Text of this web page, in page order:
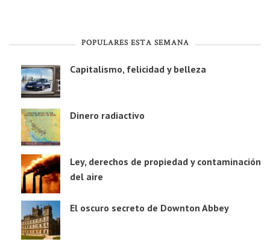
POPULARES ESTA SEMANA
Capitalismo, felicidad y belleza
Dinero radiactivo
Ley, derechos de propiedad y contaminación
del aire
El oscuro secreto de Downton Abbey